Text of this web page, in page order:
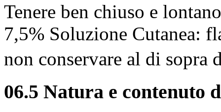
Tenere ben chiuso e
7,5% Soluzione Cutanea:
non conservare al di
06.5 Natura e contenuto